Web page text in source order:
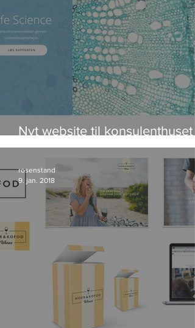
Nyt website til konsulenthuset
IRIS Group
rosenstand
9. jan. 2018